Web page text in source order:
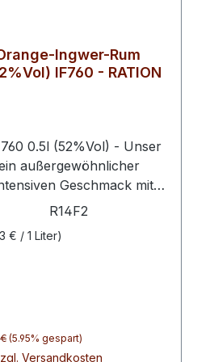
für Genussmomente
Geschenk.-INTERFLUG -
Ingwer-Rum
IF760 - RATION
0.5l (52%Vol) - Unser
außergewöhnlicher
Geschmack mit
Mit seinen
präsentiert er sich
jedoch
Zusammenspiel aus
R14F2
€ / 1 Liter)
Preis:
(5.95% gespart)
Versandkosten